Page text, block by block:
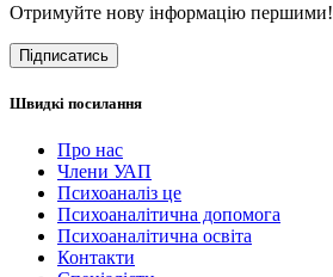
Отримуйте нову інформацію першими!
Підписатись
Швидкі посилання
Про нас
Члени УАП
Психоаналіз це
Психоаналітична допомога
Психоаналітична освіта
Контакти